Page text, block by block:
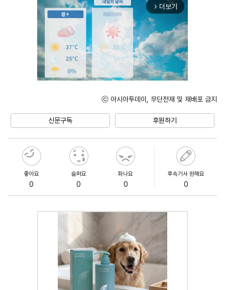
arrow_forward_ios 더보기
ⓒ 아시아투데이, 무단전재 및 재배포 금지
신문구독 후원하기
좋아요
0
슬퍼요
0
화나요
0
후속기사 원해요
0